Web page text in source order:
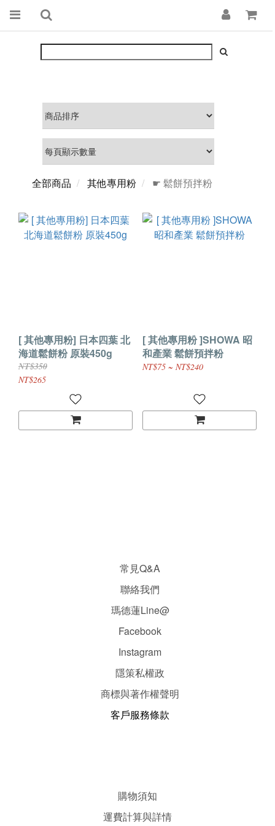
全部商品 其他專用粉 ☛ 鬆餅預拌粉
[ 其他專用粉] 日本四葉 北
海道鬆餅粉 原裝450g
NT$350
NT$265
[ 其他專用粉 ]SHOWA 昭
和產業 鬆餅預拌粉
NT$75 ~ NT$240
常見Q&A
聯絡我們
瑪德蓮Line@
Facebook
Instagram
隱策私權政
商標與著作權聲明
客戶服務條款
購物須知
運費計算與詳情